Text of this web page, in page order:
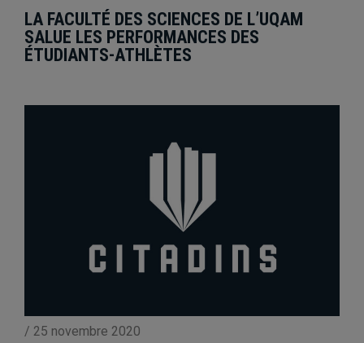
LA FACULTÉ DES SCIENCES DE L’UQAM
SALUE LES PERFORMANCES DES
ÉTUDIANTS-ATHLÈTES
/ 25 novembre 2020